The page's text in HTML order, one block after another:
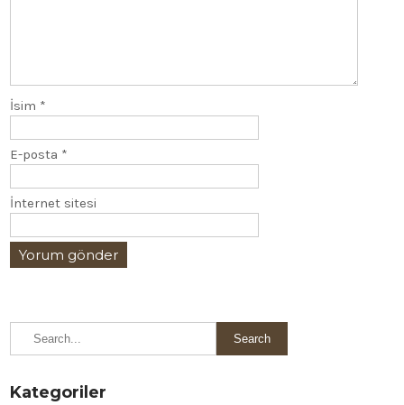
İsim *
E-posta *
İnternet sitesi
Kategoriler